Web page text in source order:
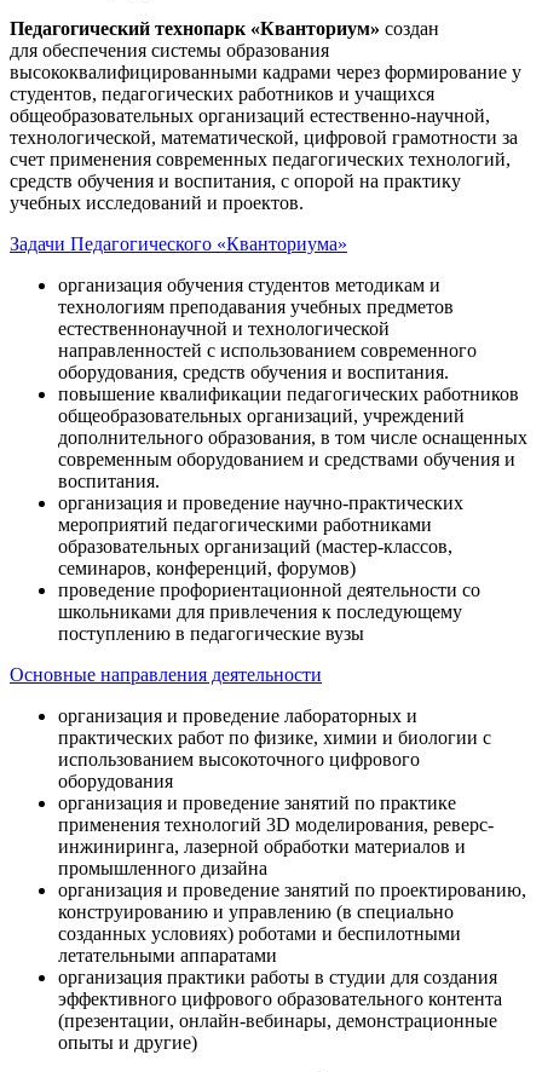
Педагогический технопарк «Кванториум» создан
для обеспечения системы образования
высококвалифицированными кадрами через формирование у
студентов, педагогических работников и учащихся
общеобразовательных организаций естественно-научной,
технологической, математической, цифровой грамотности за
счет применения современных педагогических технологий,
средств обучения и воспитания, с опорой на практику
учебных исследований и проектов.
Задачи Педагогического «Кванториума»
организация обучения студентов методикам и
технологиям преподавания учебных предметов
естественнонаучной и технологической
направленностей с использованием современного
оборудования, средств обучения и воспитания.
повышение квалификации педагогических работников
общеобразовательных организаций, учреждений
дополнительного образования, в том числе оснащенных
современным оборудованием и средствами обучения и
воспитания.
организация и проведение научно-практических
мероприятий педагогическими работниками
образовательных организаций (мастер-классов,
семинаров, конференций, форумов)
проведение профориентационной деятельности со
школьниками для привлечения к последующему
поступлению в педагогические вузы
Основные направления деятельности
организация и проведение лабораторных и
практических работ по физике, химии и биологии с
использованием высокоточного цифрового
оборудования
организация и проведение занятий по практике
применения технологий 3D моделирования, реверс-
инжиниринга, лазерной обработки материалов и
промышленного дизайна
организация и проведение занятий по проектированию,
конструированию и управлению (в специально
созданных условиях) роботами и беспилотными
летательными аппаратами
организация практики работы в студии для создания
эффективного цифрового образовательного контента
(презентации, онлайн-вебинары, демонстрационные
опыты и другие)